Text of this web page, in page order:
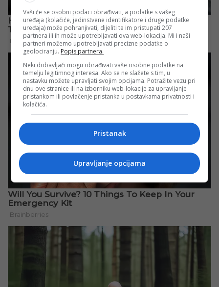
Vaši će se osobni podaci obrađivati, a podatke s vašeg
uređaja (kolačiće, jedinstvene identifikatore i druge podatke
uređaja) može pohranjivati, dijeliti te im pristupati 207
partnera ili ih može upotrebljavati ova web-lokacija. Mi i naši
partneri možemo upotrebljavati precizne podatke o
geolociranju. Popis partnera.
Neki dobavljači mogu obrađivati vaše osobne podatke na
temelju legitimnog interesa. Ako se ne slažete s tim, u
nastavku možete upravljati svojim opcijama. Potražite vezu pri
dnu ove stranice ili na izborniku web-lokacije za upravljanje
pristankom ili povlačenje pristanka u postavkama privatnosti i
kolačića.
Pristanak
Upravljanje opcijama